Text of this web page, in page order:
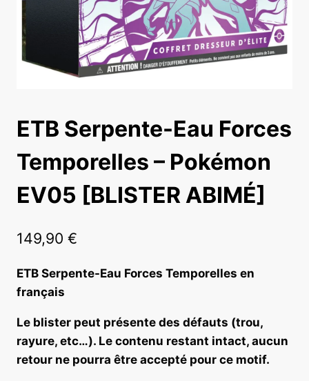
ETB Serpente-Eau Forces
Temporelles – Pokémon
EV05 [BLISTER ABIMÉ]
149,90 €
ETB Serpente-Eau Forces Temporelles en
français
Le blister peut présente des défauts (trou,
rayure, etc…). Le contenu restant intact, aucun
retour ne pourra être accepté pour ce motif.